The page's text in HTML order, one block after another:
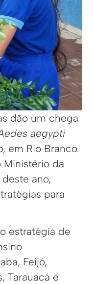
dão um chega
aegypti
em Rio Branco.
Ministério da
ano,
para
estratégia de
Feijó,
Tarauacá e